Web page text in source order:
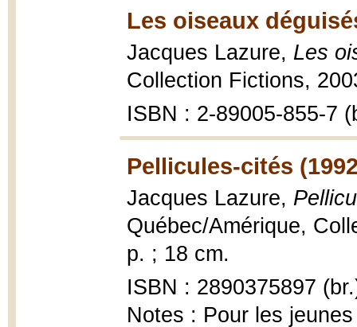
Les oiseaux
Jacques Lazure, Les
Collection Fictions,
ISBN : 2-89005-855-7
Pellicules-cités
Jacques Lazure,
Québec/Amérique,
p. ; 18 cm.
ISBN : 2890375897
Notes : Pour les